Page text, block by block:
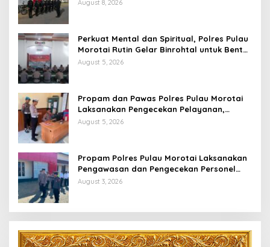
August 8, 2026
Perkuat Mental dan Spiritual, Polres Pulau
Morotai Rutin Gelar Binrohtal untuk Bentuk
Personel Berintegritas
August 5, 2026
Propam dan Pawas Polres Pulau Morotai
Laksanakan Pengecekan Pelayanan,
Pastikan Masyarakat Mendapat
August 5, 2026
Propam Polres Pulau Morotai Laksanakan
Pengawasan dan Pengecekan Personel
Saat Apel Serah Terima Piket Fungsi
August 3, 2026